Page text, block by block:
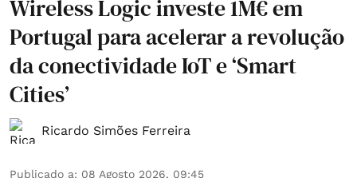
Wireless Logic investe 1M€ em
Portugal para acelerar a revolução
da conectividade IoT e ‘Smart
Cities’
Ricardo Simões Ferreira
Publicado a: 08 Agosto 2026, 09:45